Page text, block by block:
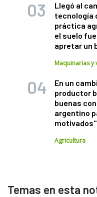
Llegó al
tecnología
práctica
el suelo
apretar un
Maquinarias y
En un
productor
buenas
argentino
motivados"
Agricultura
Temas en esta